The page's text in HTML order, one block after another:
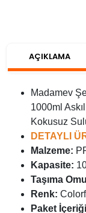
AÇIKLAMA
Madamev
1000ml
Kokusuz
DETAYLI
Malzeme:
Kapasite:
Taşıma
Renk:
Paket